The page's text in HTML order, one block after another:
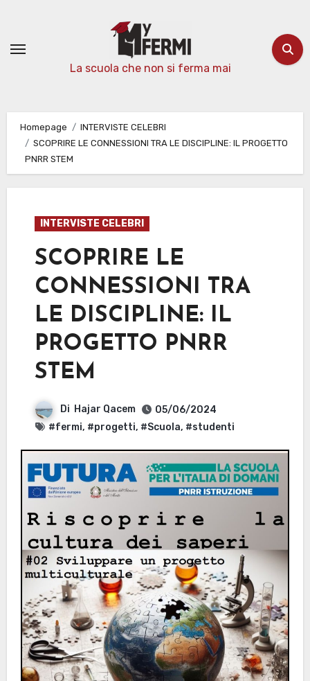
contenuto
La scuola che non si ferma mai
Homepage
INTERVISTE CELEBRI
SCOPRIRE LE CONNESSIONI TRA LE DISCIPLINE: IL PROGETTO
PNRR STEM
INTERVISTE CELEBRI
SCOPRIRE LE
CONNESSIONI TRA
LE DISCIPLINE: IL
PROGETTO PNRR
STEM
Di Hajar Qacem
05/06/2024
#fermi, #progetti, #Scuola, #studenti